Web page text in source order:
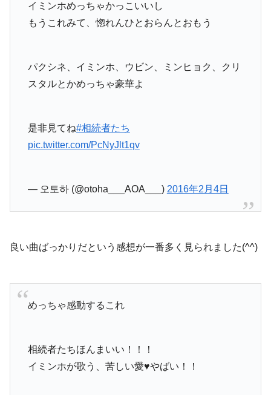
イミンホめっちゃかっこいいし
もうこれみて、惚れんひとおらんとおもう
パクシネ、イミンホ、ウビン、ミンヒョク、クリ
スタルとかめっちゃ豪華よ
是非見てね#相続者たち
pic.twitter.com/PcNyJlt1qv
— 오토하 (@otoha___AOA___) 2016年2月4日
良い曲ばっかりだという感想が一番多く見られました(^^)
めっちゃ感動するこれ
相続者たちほんまいい！！！
イミンホが歌う、苦しい愛♥やばい！！